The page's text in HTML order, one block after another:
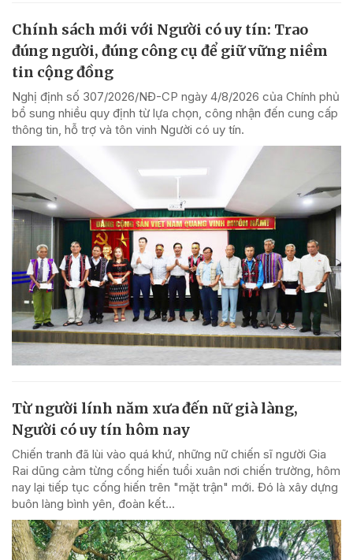
Chính sách mới với Người có uy tín: Trao
đúng người, đúng công cụ để giữ vững niềm
tin cộng đồng
Nghị định số 307/2026/NĐ-CP ngày 4/8/2026 của Chính phủ
bổ sung nhiều quy định từ lựa chọn, công nhận đến cung cấp
thông tin, hỗ trợ và tôn vinh Người có uy tín.
Từ người lính năm xưa đến nữ già làng,
Người có uy tín hôm nay
Chiến tranh đã lùi vào quá khứ, những nữ chiến sĩ người Gia
Rai dũng cảm từng cống hiến tuổi xuân nơi chiến trường, hôm
nay lại tiếp tục cống hiến trên "mặt trận" mới. Đó là xây dựng
buôn làng bình yên, đoàn kết...